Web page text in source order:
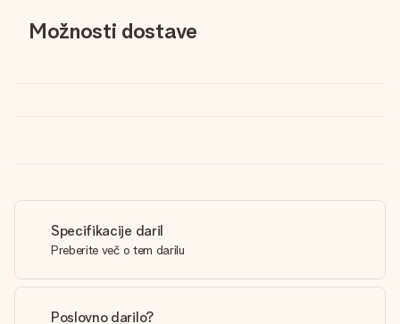
Možnosti dostave
Specifikacije daril
Preberite več o tem darilu
Poslovno darilo?